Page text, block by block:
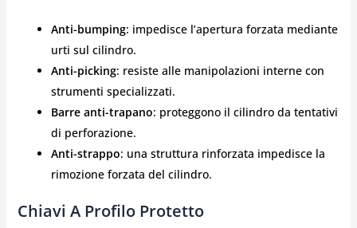
Anti-bumping: impedisce l’apertura forzata mediante
urti sul cilindro.
Anti-picking: resiste alle manipolazioni interne con
strumenti specializzati.
Barre anti-trapano: proteggono il cilindro da tentativi
di perforazione.
Anti-strappo: una struttura rinforzata impedisce la
rimozione forzata del cilindro.
Chiavi A Profilo Protetto